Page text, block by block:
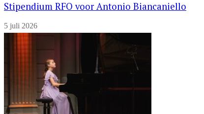
Stipendium RFO voor Antonio Biancaniello
5 juli 2026